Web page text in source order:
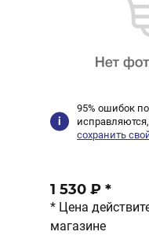
95% ошибок
сохранить
1 530 ₽ *
* Цена
магазине